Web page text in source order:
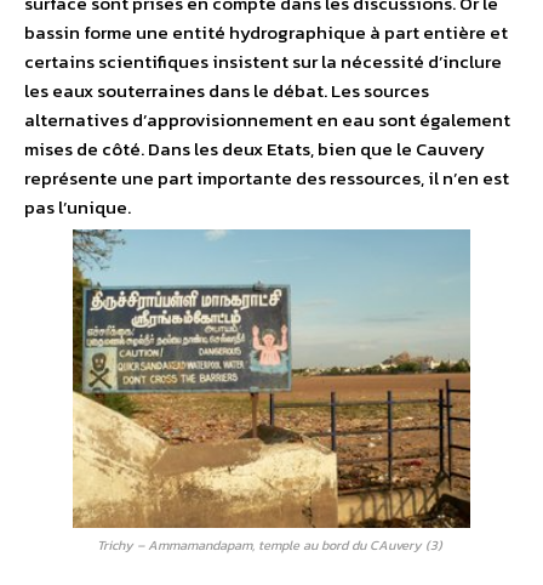
bassin forme une entité hydrographique à part entière et
certains scientifiques insistent sur la nécessité d’inclure
les eaux souterraines dans le débat. Les sources
alternatives d’approvisionnement en eau sont également
mises de côté. Dans les deux Etats, bien que le Cauvery
représente une part importante des ressources, il n’en est
pas l’unique.
Trichy – Ammamandapam, temple au bord du CAuvery (3)